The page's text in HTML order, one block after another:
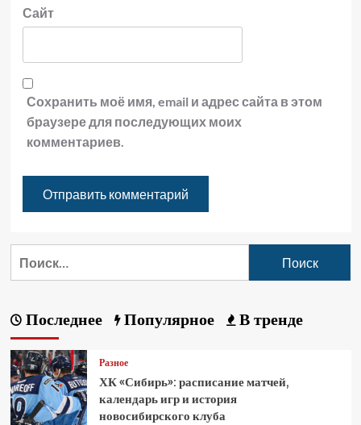
Сайт
Сохранить моё имя, email и адрес сайта в этом
браузере для последующих моих
комментариев.
Последнее Популярное В тренде
Разное
ХК «Сибирь»: расписание матчей,
календарь игр и история
новосибирского клуба